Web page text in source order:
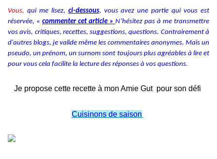
Vous, qui me lisez, ci-dessous, vous avez une partie qui vous est
réservée, « commenter cet article » N’hésitez pas à me transmettre
vos avis, critiques, recettes, suggestions, questions. Contrairement à
d'autres blogs, je valide même les commentaires anonymes. Mais un
pseudo, un prénom, un surnom sont toujours plus agréables à lire et
pour vous cela facilite la lecture des réponses à vos questions.
Je propose cette recette à mon Amie Gut pour son défi
Cuisinons de saison